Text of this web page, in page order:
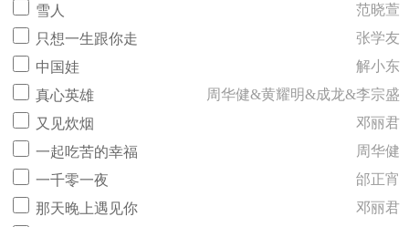
雪人
范晓萱
只想一生跟你走
张学友
中国娃
解小东
真心英雄
周华健&黄耀明&成龙&李宗盛
又见炊烟
邓丽君
一起吃苦的幸福
周华健
一千零一夜
邰正宵
那天晚上遇见你
邓丽君